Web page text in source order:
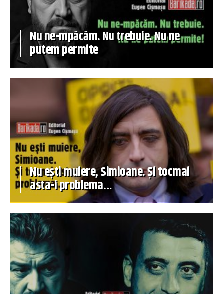
Nu ne-mpăcăm. Nu trebuie. Nu ne
putem permite
Nu ești muiere, Simioane. Și tocmai
asta-i problema…